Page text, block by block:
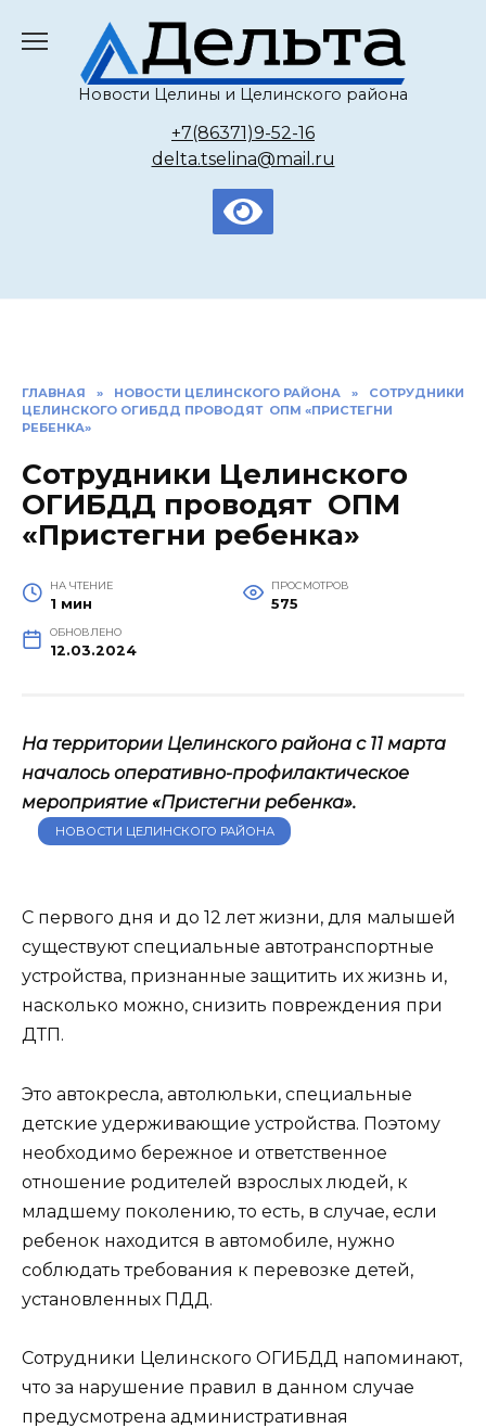
содержанию
Новости Целины и Целинского района
+7(86371)9-52-16
delta.tselina@mail.ru
ГЛАВНАЯ » НОВОСТИ ЦЕЛИНСКОГО РАЙОНА »
СОТРУДНИКИ
ЦЕЛИНСКОГО ОГИБДД ПРОВОДЯТ ОПМ «ПРИСТЕГНИ
РЕБЕНКА»
Сотрудники Целинского
ОГИБДД проводят ОПМ
«Пристегни ребенка»
НА ЧТЕНИЕ
1 мин
ПРОСМОТРОВ
575
ОБНОВЛЕНО
12.03.2024
На территории Целинского района с 11 марта
началось оперативно-профилактическое
мероприятие «Пристегни ребенка».
НОВОСТИ ЦЕЛИНСКОГО РАЙОНА
С первого дня и до 12 лет жизни, для малышей
существуют специальные автотранспортные
устройства, признанные защитить их жизнь и,
насколько можно, снизить повреждения при
ДТП.
Это автокресла, автолюльки, специальные
детские удерживающие устройства. Поэтому
необходимо бережное и ответственное
отношение родителей взрослых людей, к
младшему поколению, то есть, в случае, если
ребенок находится в автомобиле, нужно
соблюдать требования к перевозке детей,
установленных ПДД.
Сотрудники Целинского ОГИБДД напоминают,
что за нарушение правил в данном случае
предусмотрена административная